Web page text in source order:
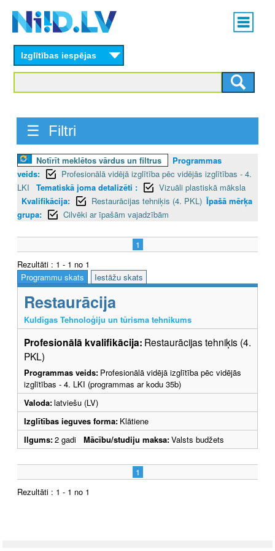
content
Main
menu
Izglītības iespējas
☰ Filtri
Notīrīt meklētos vārdus un filtrus
Programmas
veids:
Profesionālā vidējā izglītība pēc vidējās izglītības - 4.
LKI
Tematiskā joma detalizēti :
Vizuāli plastiskā māksla
Kvalifikācija:
Restaurācijas tehniķis (4. PKL) Īpašā mērķa
grupa:
Cilvēki ar īpašām vajadzībām
1
Rezultāti : 1 - 1 no 1
Programmu skats
Iestāžu skats
Restaurācija
Kuldīgas Tehnoloģiju un tūrisma tehnikums
Profesionālā kvalifikācija: Restaurācijas tehniķis (4.
PKL)
Programmas veids: Profesionālā vidējā izglītība pēc vidējās
izglītības - 4. LKI (programmas ar kodu 35b)
Valoda:latviešu (LV)
Izglītības ieguves forma: Klātiene
Ilgums:2 gadi Mācību/studiju maksa:Valsts budžets
1
Rezultāti : 1 - 1 no 1